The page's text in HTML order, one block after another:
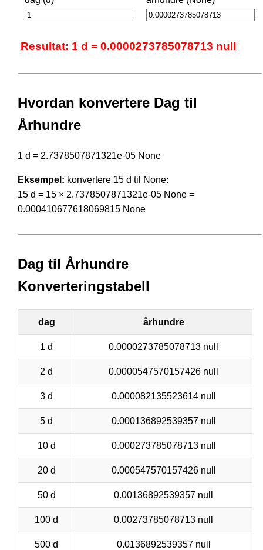
Resultat: 1 d = 0.0000273785078713 null
Hvordan konvertere Dag til
Århundre
1 d = 2.7378507871321e-05 None
Eksempel: konvertere 15 d til None:
15 d = 15 × 2.7378507871321e-05 None =
0.000410677618069815 None
Dag til Århundre
Konverteringstabell
dag århundre
1 d 0.0000273785078713 null
2 d 0.0000547570157426 null
3 d 0.000082135523614 null
5 d 0.000136892539357 null
10 d 0.000273785078713 null
20 d 0.000547570157426 null
50 d 0.00136892539357 null
100 d 0.00273785078713 null
500 d 0.0136892539357 null